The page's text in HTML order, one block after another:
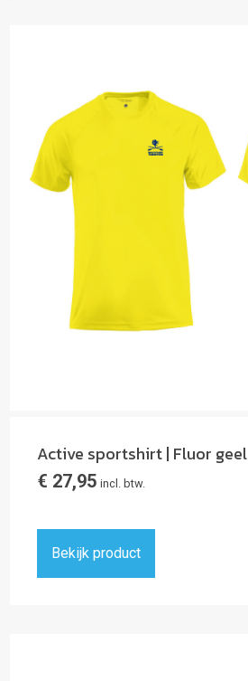
Active sportshirt | Fluor geel
€ 27,95 incl. btw.
Bekijk product